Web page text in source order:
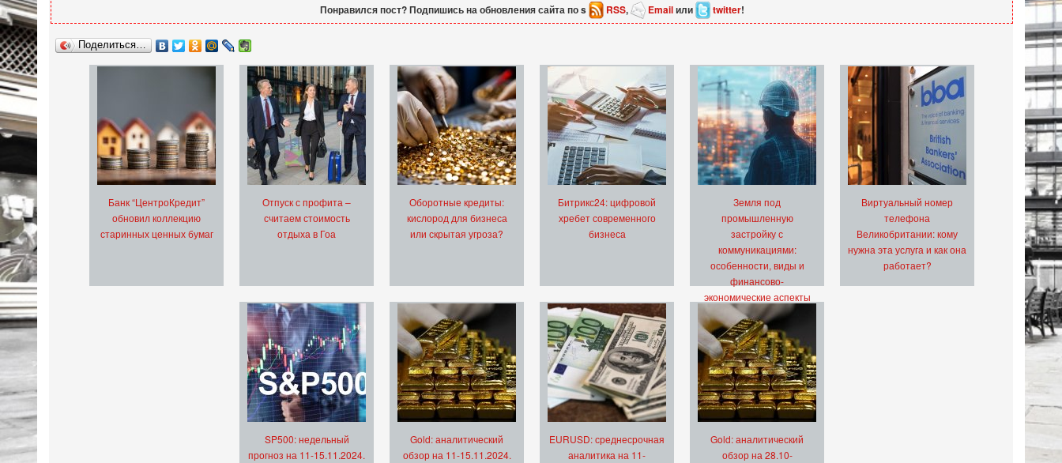
Понравился пост? Подпишись на обновления сайта по s RSS, Emailили twitter!
Поделиться…
Банк “ЦентроКредит”
обновил коллекцию
старинных ценных бумаг
Отпуск с профита –
считаем стоимость
отдыха в Гоа
Оборотные кредиты:
кислород для бизнеса
или скрытая угроза?
Битрикс24: цифровой
хребет современного
бизнеса
Земля под
промышленную
застройку с
коммуникациями:
особенности, виды и
финансово-
экономические аспекты
Виртуальный номер
телефона
Великобритании: кому
нужна эта услуга и как она
работает?
SP500: недельный
прогноз на 11-15.11.2024.
Gold: аналитический
обзор на 11-15.11.2024.
EURUSD: среднесрочная
аналитика на 11-
Gold: аналитический
обзор на 28.10-